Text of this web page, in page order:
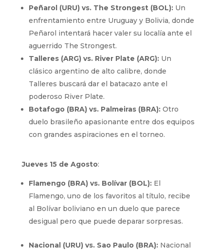
Peñarol (URU) vs. The Strongest (BOL):Un
enfrentamiento entre Uruguay y Bolivia, donde
Peñarol intentará hacer valer su localía ante el
aguerrido The Strongest.
Talleres (ARG) vs. River Plate (ARG):Un
clásico argentino de alto calibre, donde
Talleres buscará dar el batacazo ante el
poderoso River Plate.
Botafogo (BRA) vs. Palmeiras (BRA):Otro
duelo brasileño apasionante entre dos equipos
con grandes aspiraciones en el torneo.
Jueves 15 de Agosto:
Flamengo (BRA) vs. Bolívar (BOL):El
Flamengo, uno de los favoritos al título, recibe
al Bolívar boliviano en un duelo que parece
desigual pero que puede deparar sorpresas.
Nacional (URU) vs. Sao Paulo (BRA):Nacional